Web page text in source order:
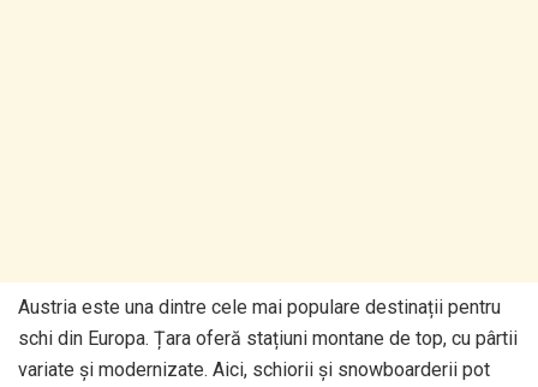
Austria este una dintre cele mai populare destinații pentru
schi din Europa. Țara oferă stațiuni montane de top, cu pârtii
variate și modernizate. Aici, schiorii și snowboarderii pot